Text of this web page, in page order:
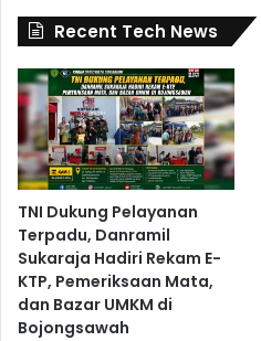
Recent Tech News
TNI Dukung Pelayanan
Terpadu, Danramil
Sukaraja Hadiri Rekam E-
KTP, Pemeriksaan Mata,
dan Bazar UMKM di
Bojongsawah